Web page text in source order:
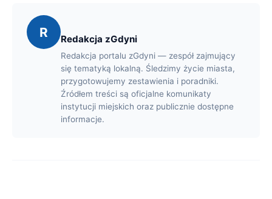
R Redakcja zGdyni
Redakcja portalu zGdyni — zespół zajmujący
się tematyką lokalną. Śledzimy życie miasta,
przygotowujemy zestawienia i poradniki.
Źródłem treści są oficjalne komunikaty
instytucji miejskich oraz publicznie dostępne
informacje.